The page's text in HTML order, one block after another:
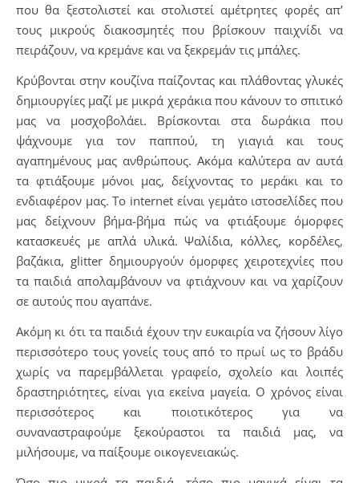
που θα ξεστολιστεί και στολιστεί αμέτρητες φορές απ’
τους μικρούς διακοσμητές που βρίσκουν παιχνίδι να
πειράζουν, να κρεμάνε και να ξεκρεμάν τις μπάλες.
Κρύβονται στην κουζίνα παίζοντας και πλάθοντας γλυκές
δημιουργίες μαζί με μικρά χεράκια που κάνουν το σπιτικό
μας να μοσχοβολάει. Βρίσκονται στα δωράκια που
ψάχνουμε για τον παππού, τη γιαγιά και τους
αγαπημένους μας ανθρώπους. Ακόμα καλύτερα αν αυτά
τα φτιάξουμε μόνοι μας, δείχνοντας το μεράκι και το
ενδιαφέρον μας. Το internet είναι γεμάτο ιστοσελίδες που
μας δείχνουν βήμα-βήμα πώς να φτιάξουμε όμορφες
κατασκευές με απλά υλικά. Ψαλίδια, κόλλες, κορδέλες,
βαζάκια, glitter δημιουργούν όμορφες χειροτεχνίες που
τα παιδιά απολαμβάνουν να φτιάχνουν και να χαρίζουν
σε αυτούς που αγαπάνε.
Ακόμη κι ότι τα παιδιά έχουν την ευκαιρία να ζήσουν λίγο
περισσότερο τους γονείς τους από το πρωί ως το βράδυ
χωρίς να παρεμβάλλεται γραφείο, σχολείο και λοιπές
δραστηριότητες, είναι για εκείνα μαγεία. Ο χρόνος είναι
περισσότερος και ποιοτικότερος για να
συναναστραφούμε ξεκούραστοι τα παιδιά μας, να
μιλήσουμε, να παίξουμε οικογενειακώς.